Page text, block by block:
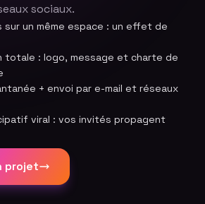
sociaux.
sur un même espace : un effet de
totale : logo, message et charte de
+ envoi par e-mail et réseaux
viral : vos invités propagent
projet